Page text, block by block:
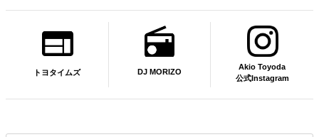
トヨタイムズ DJ MORIZO
Akio Toyoda
公式Instagram